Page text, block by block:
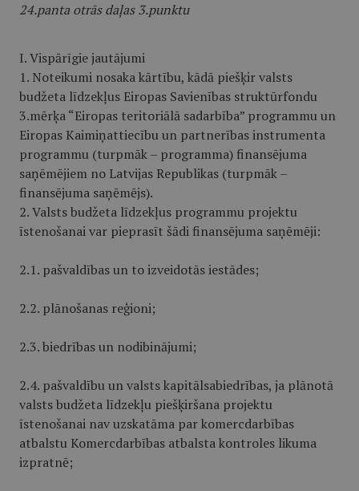
24.panta otrās daļas 3.punktu
I. Vispārīgie jautājumi
1. Noteikumi nosaka kārtību, kādā piešķir valsts
budžeta līdzekļus Eiropas Savienības struktūrfondu
3.mērķa “Eiropas teritoriālā sadarbība” programmu un
Eiropas Kaimiņattiecību un partnerības instrumenta
programmu (turpmāk – programma) finansējuma
saņēmējiem no Latvijas Republikas (turpmāk –
finansējuma saņēmējs).
2. Valsts budžeta līdzekļus programmu projektu
īstenošanai var pieprasīt šādi finansējuma saņēmēji:
2.1. pašvaldības un to izveidotās iestādes;
2.2. plānošanas reģioni;
2.3. biedrības un nodibinājumi;
2.4. pašvaldību un valsts kapitālsabiedrības, ja plānotā
valsts budžeta līdzekļu piešķiršana projektu
īstenošanai nav uzskatāma par komercdarbības
atbalstu Komercdarbības atbalsta kontroles likuma
izpratnē;